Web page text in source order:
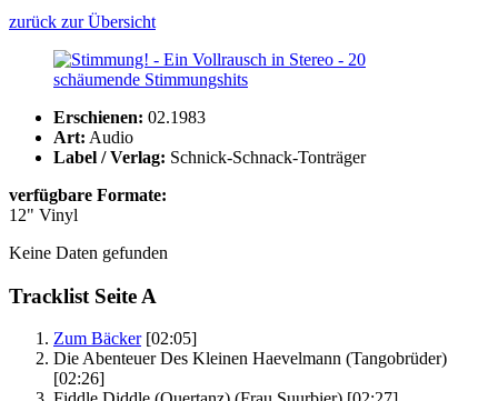
zurück zur Übersicht
Erschienen: 02.1983
Art: Audio
Label / Verlag: Schnick-Schnack-Tonträger
verfügbare Formate:
12" Vinyl
Keine Daten gefunden
Tracklist Seite A
Zum Bäcker [02:05]
Die Abenteuer Des Kleinen Haevelmann (Tangobrüder)
[02:26]